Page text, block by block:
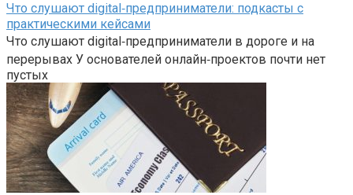
Что слушают digital‑предприниматели: подкасты с
практическими кейсами
Что слушают digital‑предприниматели в дороге и на
перерывах У основателей онлайн‑проектов почти нет
пустых